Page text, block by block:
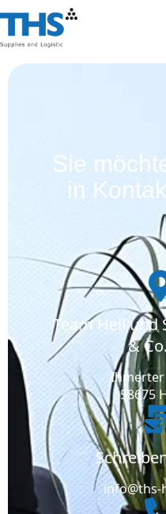
Sie
in
Team Hell und
&
Ihmerter
58675
info@ths-